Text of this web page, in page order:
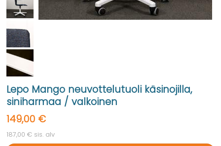
Lepo Mango neuvottelutuoli käsinojilla,
siniharmaa / valkoinen
149,00 €
187,00 € sis. alv